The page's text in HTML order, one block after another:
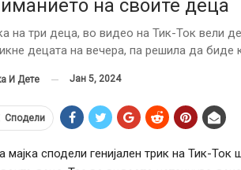
на своите деца
на три деца, во видео на Тик-Ток вели
децата на вечера, па решила да биде
И Дете Јан 5, 2024
Сподели
мајка сподели генијален трик на Тик-